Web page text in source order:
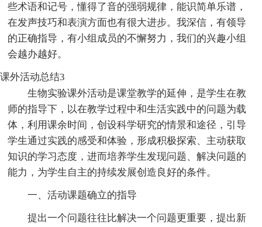
些术语和记号，懂得了音的强弱规律，能识简单乐谱，
在发声技巧和表演方面也有很大进步。我深信，有领导
的正确指导，有小组成员的不懈努力，我们的兴趣小组
会越办越好。
课外活动总结3
生物实验课外活动是课堂教学的延伸，是学生在教
师的指导下，以在教学过程中和生活实践中的问题为载
体，利用课余时间，创设科学研究的情景和途径，引导
学生通过实践的感受和体验，形成积极探索、主动获取
知识的学习态度，进而培养学生发现问题、解决问题的
能力，为学生自主的持续发展创造良好的条件。
一、活动课题确立的指导
提出一个问题往往比解决一个问题更重要，提出新